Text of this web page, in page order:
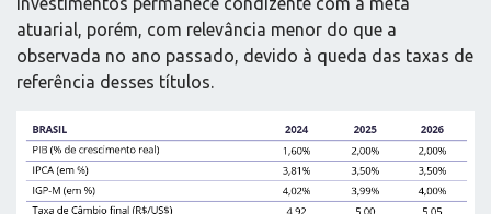
atuarial, porém, com relevância menor do que a
observada no ano passado, devido à queda das taxas de
referência desses títulos.